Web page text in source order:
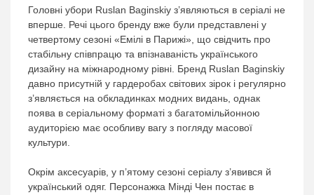
Головні убори Ruslan Baginskiy з’являються в серіалі не
вперше. Речі цього бренду вже були представлені у
четвертому сезоні «Емілі в Парижі», що свідчить про
стабільну співпрацю та впізнаваність українського
дизайну на міжнародному рівні. Бренд Ruslan Baginskiy
давно присутній у гардеробах світових зірок і регулярно
з’являється на обкладинках модних видань, однак
поява в серіальному форматі з багатомільйонною
аудиторією має особливу вагу з погляду масової
культури.
Окрім аксесуарів, у п’ятому сезоні серіалу з’явився й
український одяг. Персонажка Мінді Чен постає в